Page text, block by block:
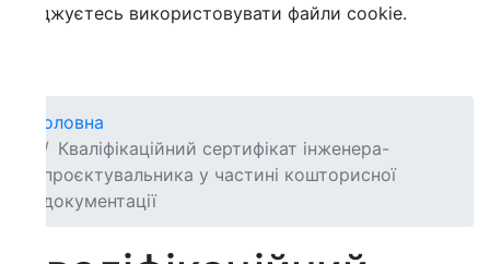
використовувати файли cookie.
Кваліфікаційний сертифікат інженера-
у частині кошторисної